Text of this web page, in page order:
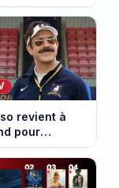
rejoignent la
sur M6
revient à
pour
une équipe
dans la